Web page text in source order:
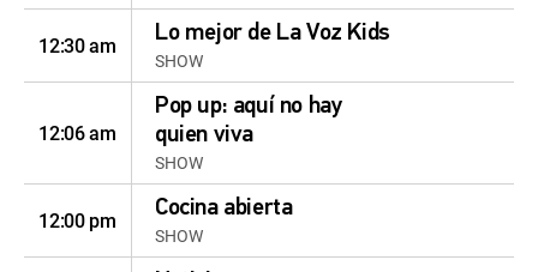
12:30 am Lo mejor de La Voz Kids
SHOW
12:06 am
Pop up: aquí no hay
quien viva
SHOW
12:00 pm Cocina abierta
SHOW